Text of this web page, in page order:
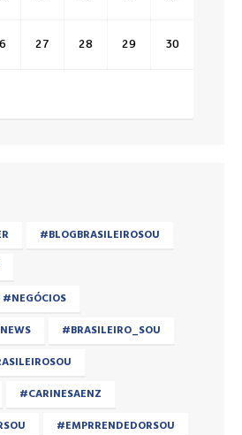
27 28 29 30
#BLOGBRASILEIROSOU
#BRASILEIRO_SOU
#CARINESAENZ
#EMPRRENDEDORSOU